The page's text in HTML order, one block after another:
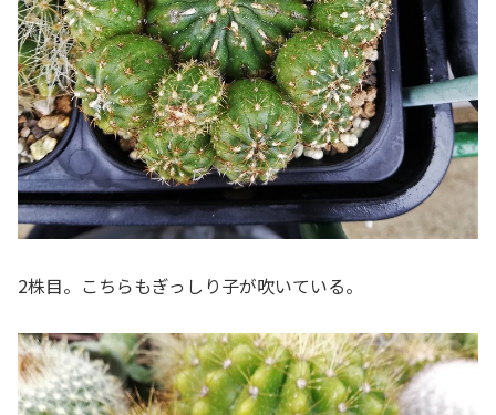
2株目。こちらもぎっしり子が吹いている。